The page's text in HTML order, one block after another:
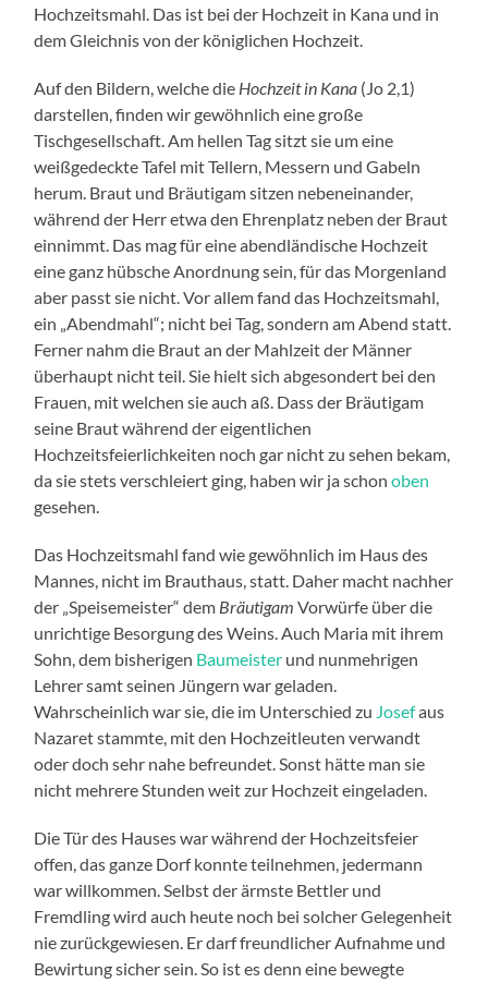
Hochzeitsmahl. Das ist bei der Hochzeit in Kana und in
dem Gleichnis von der königlichen Hochzeit.
Auf den Bildern, welche die Hochzeit in Kana (Jo 2,1)
darstellen, finden wir gewöhnlich eine große
Tischgesellschaft. Am hellen Tag sitzt sie um eine
weißgedeckte Tafel mit Tellern, Messern und Gabeln
herum. Braut und Bräutigam sitzen nebeneinander,
während der Herr etwa den Ehrenplatz neben der Braut
einnimmt. Das mag für eine abendländische Hochzeit
eine ganz hübsche Anordnung sein, für das Morgenland
aber passt sie nicht. Vor allem fand das Hochzeitsmahl,
ein „Abendmahl“; nicht bei Tag, sondern am Abend statt.
Ferner nahm die Braut an der Mahlzeit der Männer
überhaupt nicht teil. Sie hielt sich abgesondert bei den
Frauen, mit welchen sie auch aß. Dass der Bräutigam
seine Braut während der eigentlichen
Hochzeitsfeierlichkeiten noch gar nicht zu sehen bekam,
da sie stets verschleiert ging, haben wir ja schonoben
gesehen.
Das Hochzeitsmahl fand wie gewöhnlich im Haus des
Mannes, nicht im Brauthaus, statt. Daher macht nachher
der „Speisemeister“ dem Bräutigam Vorwürfe über die
unrichtige Besorgung des Weins. Auch Maria mit ihrem
Sohn, dem bisherigen Baumeister und nunmehrigen
Lehrer samt seinen Jüngern war geladen.
Wahrscheinlich war sie, die im Unterschied zu Josefaus
Nazaret stammte, mit den Hochzeitleuten verwandt
oder doch sehr nahe befreundet. Sonst hätte man sie
nicht mehrere Stunden weit zur Hochzeit eingeladen.
Die Tür des Hauses war während der Hochzeitsfeier
offen, das ganze Dorf konnte teilnehmen, jedermann
war willkommen. Selbst der ärmste Bettler und
Fremdling wird auch heute noch bei solcher Gelegenheit
nie zurückgewiesen. Er darf freundlicher Aufnahme und
Bewirtung sicher sein. So ist es denn eine bewegte